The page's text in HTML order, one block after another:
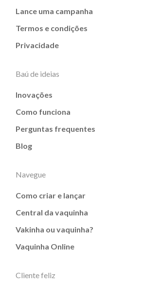
Lance uma campanha
Termos e condições
Privacidade
Baú de ideias
Inovações
Como funciona
Perguntas frequentes
Blog
Navegue
Como criar e lançar
Central da vaquinha
Vakinha ou vaquinha?
Vaquinha Online
Cliente feliz